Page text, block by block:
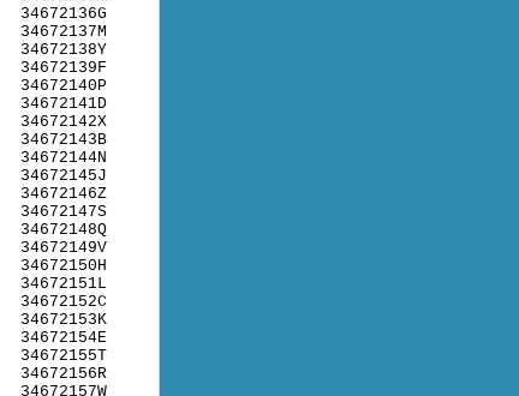
34672136G
34672137M
34672138Y
34672139F
34672140P
34672141D
34672142X
34672143B
34672144N
34672145J
34672146Z
34672147S
34672148Q
34672149V
34672150H
34672151L
34672152C
34672153K
34672154E
34672155T
34672156R
34672157W